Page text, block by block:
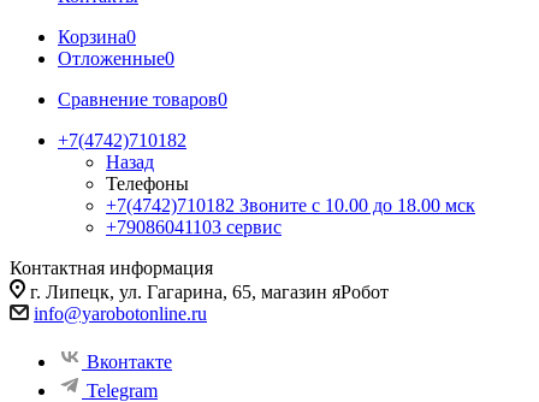
Корзина0
Отложенные0
Сравнение товаров0
+7(4742)710182
Назад
Телефоны
+7(4742)710182 Звоните с 10.00 до 18.00 мск
+79086041103 сервис
Контактная информация
г. Липецк, ул. Гагарина, 65, магазин яРобот
info@yarobotonline.ru
Вконтакте
Telegram